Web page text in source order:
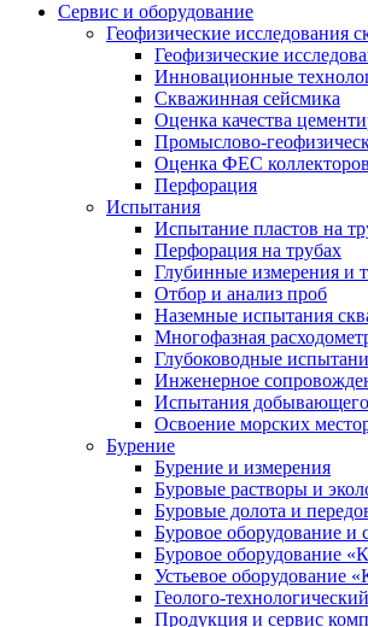
Сервис и оборудование
Геофизические исследования
Геофизические
Инновационные
Скважинная сейсмика
Оценка качества
Промыслово-
Оценка ФЕС
Перфорация
Испытания
Испытание пластов на
Перфорация на трубах
Глубинные измерения и
Отбор и анализ проб
Наземные испытания
Многофазная
Глубоководные
Инженерное
Испытания
Освоение морских
Бурение
Бурение и измерения
Буровые растворы и
Буровые долота и
Буровое оборудование и
Буровое оборудование
Устьевое оборудование
Геолого-
Продукция и сервис